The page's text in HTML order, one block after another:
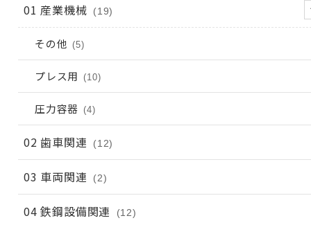
01 産業機械 (19)
その他 (5)
プレス用 (10)
圧力容器 (4)
02 歯車関連 (12)
03 車両関連 (2)
04 鉄鋼設備関連 (12)